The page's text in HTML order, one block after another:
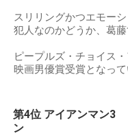
スリリングかつエモー
犯人なのかどうか、葛
ピープルズ・チョイス
映画男優賞受賞となって
第4位 アイアンマン3
ン